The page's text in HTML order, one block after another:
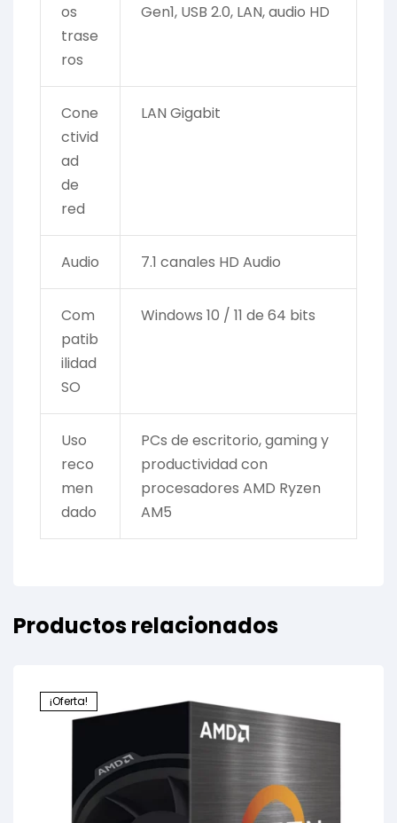
os
trase
ros
Gen1, USB 2.0, LAN, audio HD
Cone
ctivid
ad
de
red
LAN Gigabit
Audio 7.1 canales HD Audio
Com
patib
ilidad
SO
Windows 10 / 11 de 64 bits
Uso
reco
men
dado
PCs de escritorio, gaming y
productividad con
procesadores AMD Ryzen
AM5
Productos relacionados
¡Oferta!